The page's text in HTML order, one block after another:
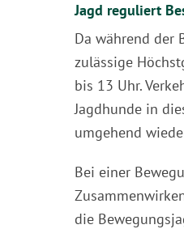
Jagd reguliert
Da während der
zulässige
bis 13 Uhr.
Jagdhunde in
umgehend
Bei einer
die